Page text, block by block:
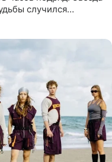
случился